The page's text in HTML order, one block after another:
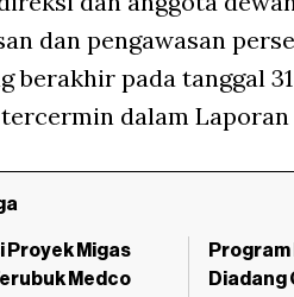
dan pengawasan
berakhir pada tanggal
dalam Laporan
Proyek Migas
Medco
Program
Diadang